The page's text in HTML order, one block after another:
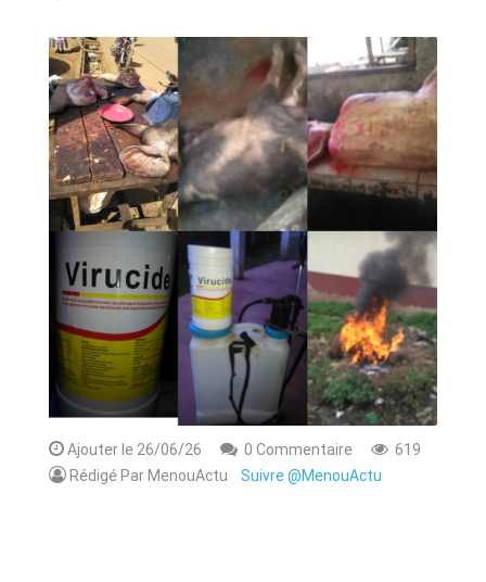
ART & CULTURE & TRADITION
ASSAINISSEMENT
BREAKING-NEWS
PLUS
Ajouter le 26/06/26 0 Commentaire
619
Rédigé Par MenouActu Suivre @MenouActu